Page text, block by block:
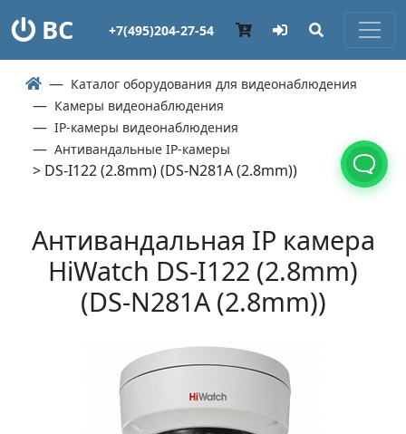
ВС +7(495)204-27-54
Каталог оборудования для видеонаблюдения
Камеры видеонаблюдения
IP-камеры видеонаблюдения
Антивандальные IP-камеры
> DS-I122 (2.8mm) (DS-N281A (2.8mm))
Антивандальная IP камера
HiWatch DS-I122 (2.8mm)
(DS-N281A (2.8mm))